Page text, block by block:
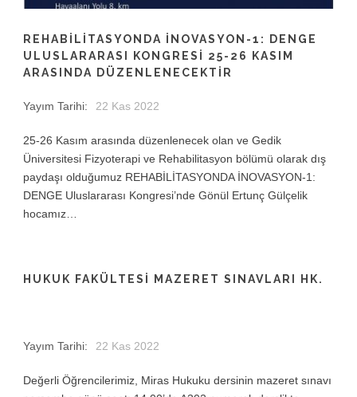
REHABİLİTASYONDA İNOVASYON-1: DENGE
ULUSLARARASI KONGRESI 25-26 KASIM
ARASINDA DÜZENLENECEKTIR
Yayım Tarihi: 22 Kas 2022
25-26 Kasım arasında düzenlenecek olan ve Gedik
Üniversitesi Fizyoterapi ve Rehabilitasyon bölümü olarak dış
paydaşı olduğumuz REHABİLİTASYONDA İNOVASYON-1:
DENGE Uluslararası Kongresi’nde Gönül Ertunç Gülçelik
hocamız…
HUKUK FAKÜLTESI MAZERET SINAVLARI HK.
Yayım Tarihi: 22 Kas 2022
Değerli Öğrencilerimiz, Miras Hukuku dersinin mazeret sınavı